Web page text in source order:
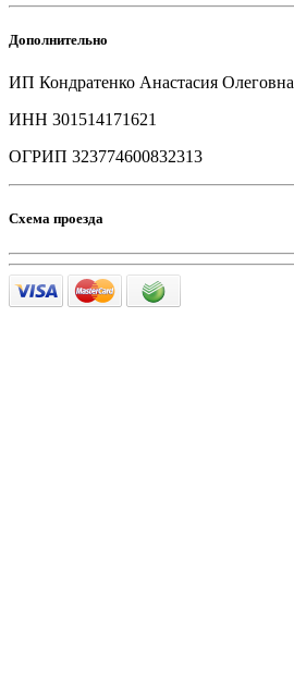
Дополнительно
ИП Кондратенко Анастасия Олеговна
ИНН 301514171621
ОГРИП 323774600832313
Схема проезда